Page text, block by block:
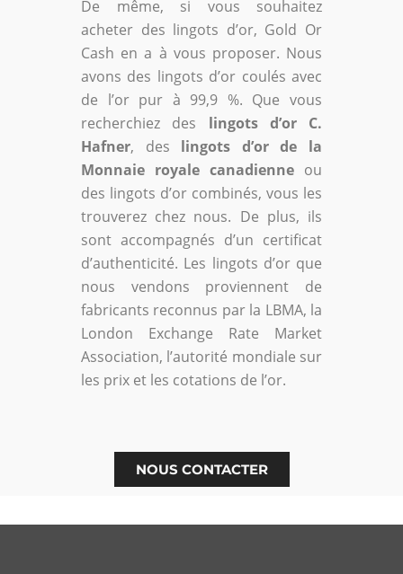
De même, si vous souhaitez
acheter des lingots d’or, Gold Or
Cash en a à vous proposer. Nous
avons des lingots d’or coulés avec
de l’or pur à 99,9 %. Que vous
recherchiez des lingots d’or C.
Hafner, des lingots d’or de la
Monnaie royale canadienne ou
des lingots d’or combinés, vous les
trouverez chez nous. De plus, ils
sont accompagnés d’un certificat
d’authenticité. Les lingots d’or que
nous vendons proviennent de
fabricants reconnus par la LBMA, la
London Exchange Rate Market
Association, l’autorité mondiale sur
les prix et les cotations de l’or.
NOUS CONTACTER